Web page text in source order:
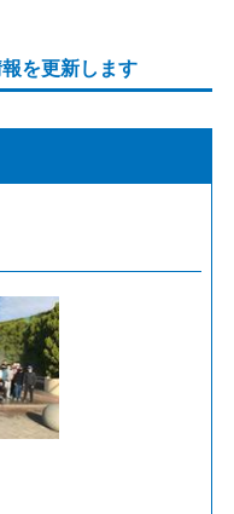
を更新します